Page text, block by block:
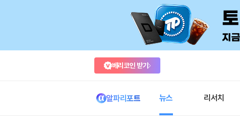
베리코인 받기
알파리포트 뉴스 리서치